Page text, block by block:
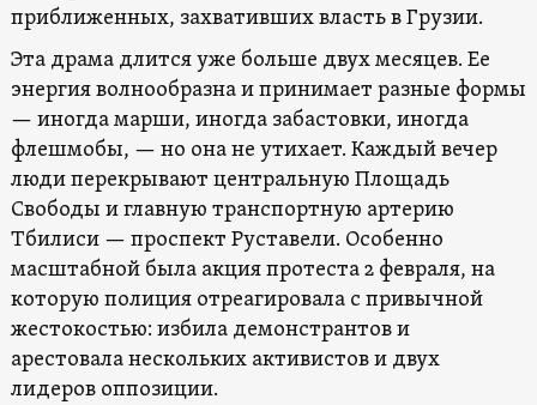
приближенных, захвативших власть в Грузии.
Эта драма длится уже больше двух месяцев. Ее
энергия волнообразна и принимает разные формы
— иногда марши, иногда забастовки, иногда
флешмобы, — но она не утихает. Каждый вечер
люди перекрывают центральную Площадь
Свободы и главную транспортную артерию
Тбилиси — проспект Руставели. Особенно
масштабной была акция протеста 2 февраля, на
которую полиция отреагировала с привычной
жестокостью: избила демонстрантов и
арестовала нескольких активистов и двух
лидеров оппозиции.